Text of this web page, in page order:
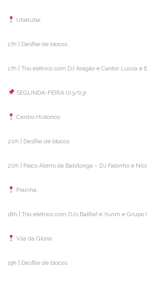
Ubatuba:
17h | Desfile de blocos
17h | Trio elétrico com DJ Aragão e Cantor Lucca e
SEGUNDA-FEIRA (03/03)
Centro Histórico:
20h | Desfile de blocos
20h | Palco Aterro da Babitonga – DJ Fabinho e
Prainha:
18h | Trio elétrico com DJs BalRaf e Yurim e Grupo
Vila da Glória:
19h | Desfile de blocos